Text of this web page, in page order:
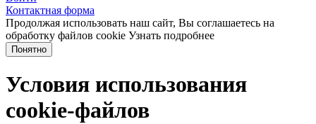
Контактная форма
Продолжая использовать наш сайт, Вы соглашаетесь на
обработку файлов cookie Узнать подробнее
Понятно
Условия использования
cookie-файлов